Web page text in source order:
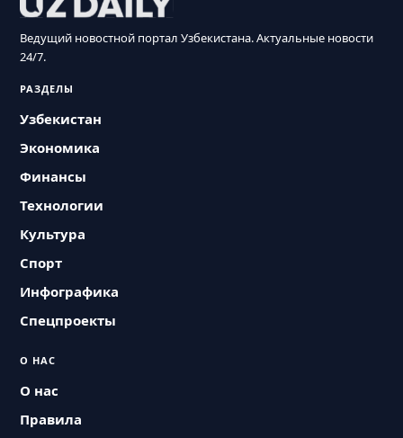
Ведущий новостной портал Узбекистана. Актуальные новости
24/7.
РАЗДЕЛЫ
Узбекистан
Экономика
Финансы
Технологии
Культура
Спорт
Инфографика
Спецпроекты
О НАС
О нас
Правила